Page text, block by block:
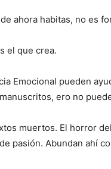
ahora habitas, no es
el que crea.
Emocional pueden
ero no
muertos. El horror
pasión. Abundan ahí